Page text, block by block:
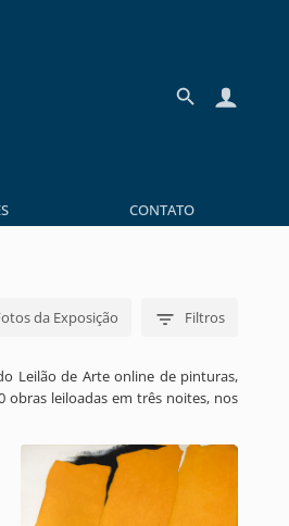
CONTATO
da Exposição Filtros
Leilão de Arte online de pinturas,
obras leiloadas em três noites, nos